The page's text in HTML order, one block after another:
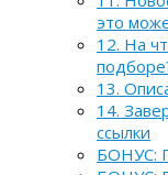
это
12. На
13.
14.
ссылки
БОНУС: